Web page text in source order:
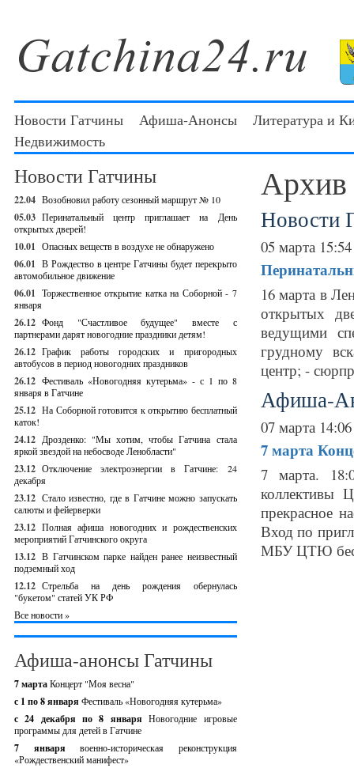
Новости Гатчины Афиша-Анонсы
Литература и
Недвижимость
Новости Гатчины
22.04 Возобновил работу сезонный маршрут № 10
05.03 Перинатальный центр приглашает на День
открытых дверей!
10.01 Опасных веществ в воздухе не обнаружено
06.01 В Рождество в центре Гатчины будет перекрыто
автомобильное движение
06.01 Торжественное открытие катка на Соборной - 7
января
26.12 Фонд "Счастливое будущее" вместе с
партнерами дарят новогодние праздники детям!
26.12 График работы городских и пригородных
автобусов в период новогодних праздников
26.12 Фестиваль «Новогодняя кутерьма» - с 1 по 8
января в Гатчине
25.12 На Соборной готовится к открытию бесплатный
каток!
24.12 Дрозденко: "Мы хотим, чтобы Гатчина стала
яркой звездой на небосводе Ленобласти"
23.12 Отключение электроэнергии в Гатчине: 24
декабря
23.12 Стало известно, где в Гатчине можно запускать
салюты и фейерверки
23.12 Полная афиша новогодних и рождественских
мероприятий Гатчинского округа
13.12 В Гатчинском парке найден ранее неизвестный
подземный ход
12.12 Стрельба на день рождения обернулась
"букетом" статей УК РФ
Все новости »
Афиша-анонсы Гатчины
7 мартаКонцерт "Моя весна"
с 1 по 8 января Фестиваль «Новогодняя кутерьма»
с 24 декабря по 8 январяНовогодние игровые
программы для детей в Гатчине
7 январявоенно-историческая реконструкция
«Рождественский манифест»
Архив
Новости
05 марта 15:54
16 марта в
открытых
ведущими
грудному
центр; -
Афиша-
07 марта 14:06
7 марта
7 марта.
коллективы
прекрасное
Вход по
МБУ ЦТЮ